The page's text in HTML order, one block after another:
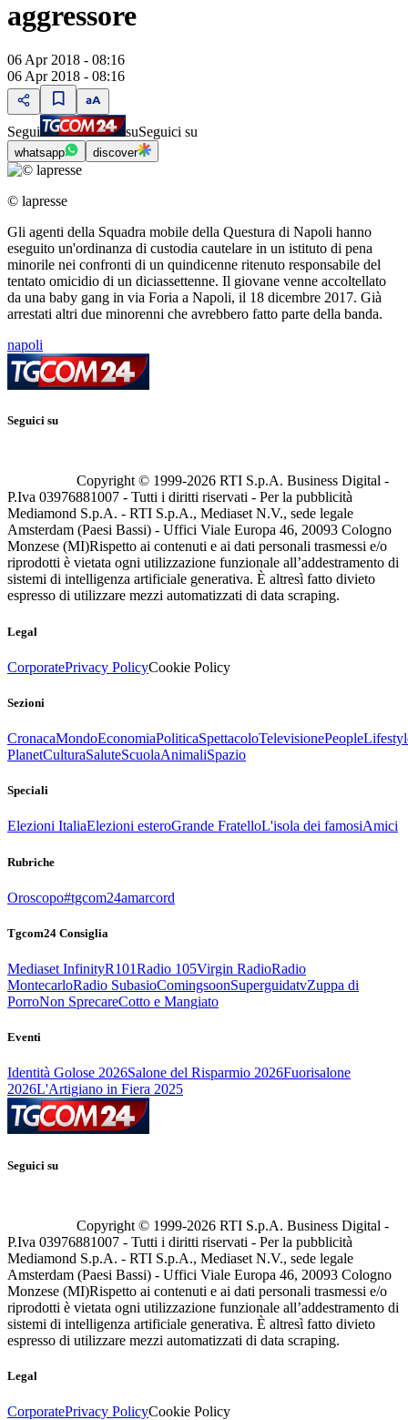
aggressore
06 Apr 2018 - 08:16
06 Apr 2018 - 08:16
Segui suSeguici su
whatsapp discover
© lapresse
Gli agenti della Squadra mobile della Questura di Napoli hanno
eseguito un'ordinanza di custodia cautelare in un istituto di pena
minorile nei confronti di un quindicenne ritenuto responsabile del
tentato omicidio di un diciassettenne. Il giovane venne accoltellato
da una baby gang in via Foria a Napoli, il 18 dicembre 2017. Già
arrestati altri due minorenni che avrebbero fatto parte della banda.
napoli
Seguici su
Copyright © 1999-2026 RTI S.p.A. Business Digital -
P.Iva 03976881007 - Tutti i diritti riservati - Per la pubblicità
Mediamond S.p.A. - RTI S.p.A., Mediaset N.V., sede legale
Amsterdam (Paesi Bassi) - Uffici Viale Europa 46, 20093 Cologno
Monzese (MI)Rispetto ai contenuti e ai dati personali trasmessi e/o
riprodotti è vietata ogni utilizzazione funzionale all’addestramento di
sistemi di intelligenza artificiale generativa. È altresì fatto divieto
espresso di utilizzare mezzi automatizzati di data scraping.
Legal
CorporatePrivacy PolicyCookie Policy
Sezioni
CronacaMondoEconomiaPoliticaSpettacoloTelevisionePeople
PlanetCulturaSaluteScuolaAnimaliSpazio
Speciali
Elezioni ItaliaElezioni esteroGrande FratelloL'isola dei famosiAmici
Rubriche
Oroscopo#tgcom24amarcord
Tgcom24 Consiglia
Mediaset InfinityR101Radio 105Virgin RadioRadio
MontecarloRadio SubasioComingsoonSuperguidatvZuppa di
PorroNon SprecareCotto e Mangiato
Eventi
Identità Golose 2026Salone del Risparmio 2026Fuorisalone
2026L'Artigiano in Fiera 2025
Seguici su
Copyright © 1999-2026 RTI S.p.A. Business Digital -
P.Iva 03976881007 - Tutti i diritti riservati - Per la pubblicità
Mediamond S.p.A. - RTI S.p.A., Mediaset N.V., sede legale
Amsterdam (Paesi Bassi) - Uffici Viale Europa 46, 20093 Cologno
Monzese (MI)Rispetto ai contenuti e ai dati personali trasmessi e/o
riprodotti è vietata ogni utilizzazione funzionale all’addestramento di
sistemi di intelligenza artificiale generativa. È altresì fatto divieto
espresso di utilizzare mezzi automatizzati di data scraping.
Legal
CorporatePrivacy PolicyCookie Policy